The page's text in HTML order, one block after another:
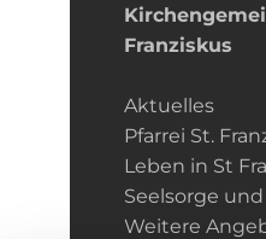
Franziskus
Aktuelles
Pfarrei St.
Leben in St
Seelsorge
Weitere